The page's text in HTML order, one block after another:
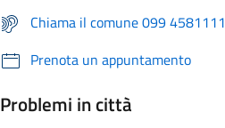
Chiama il comune 099 4581111
Prenota un appuntamento
Problemi in città